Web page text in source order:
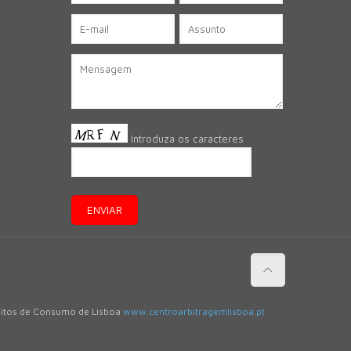
Introduza os caracteres
de Consumo de Lisboa www.centroarbitragemlisboa.pt